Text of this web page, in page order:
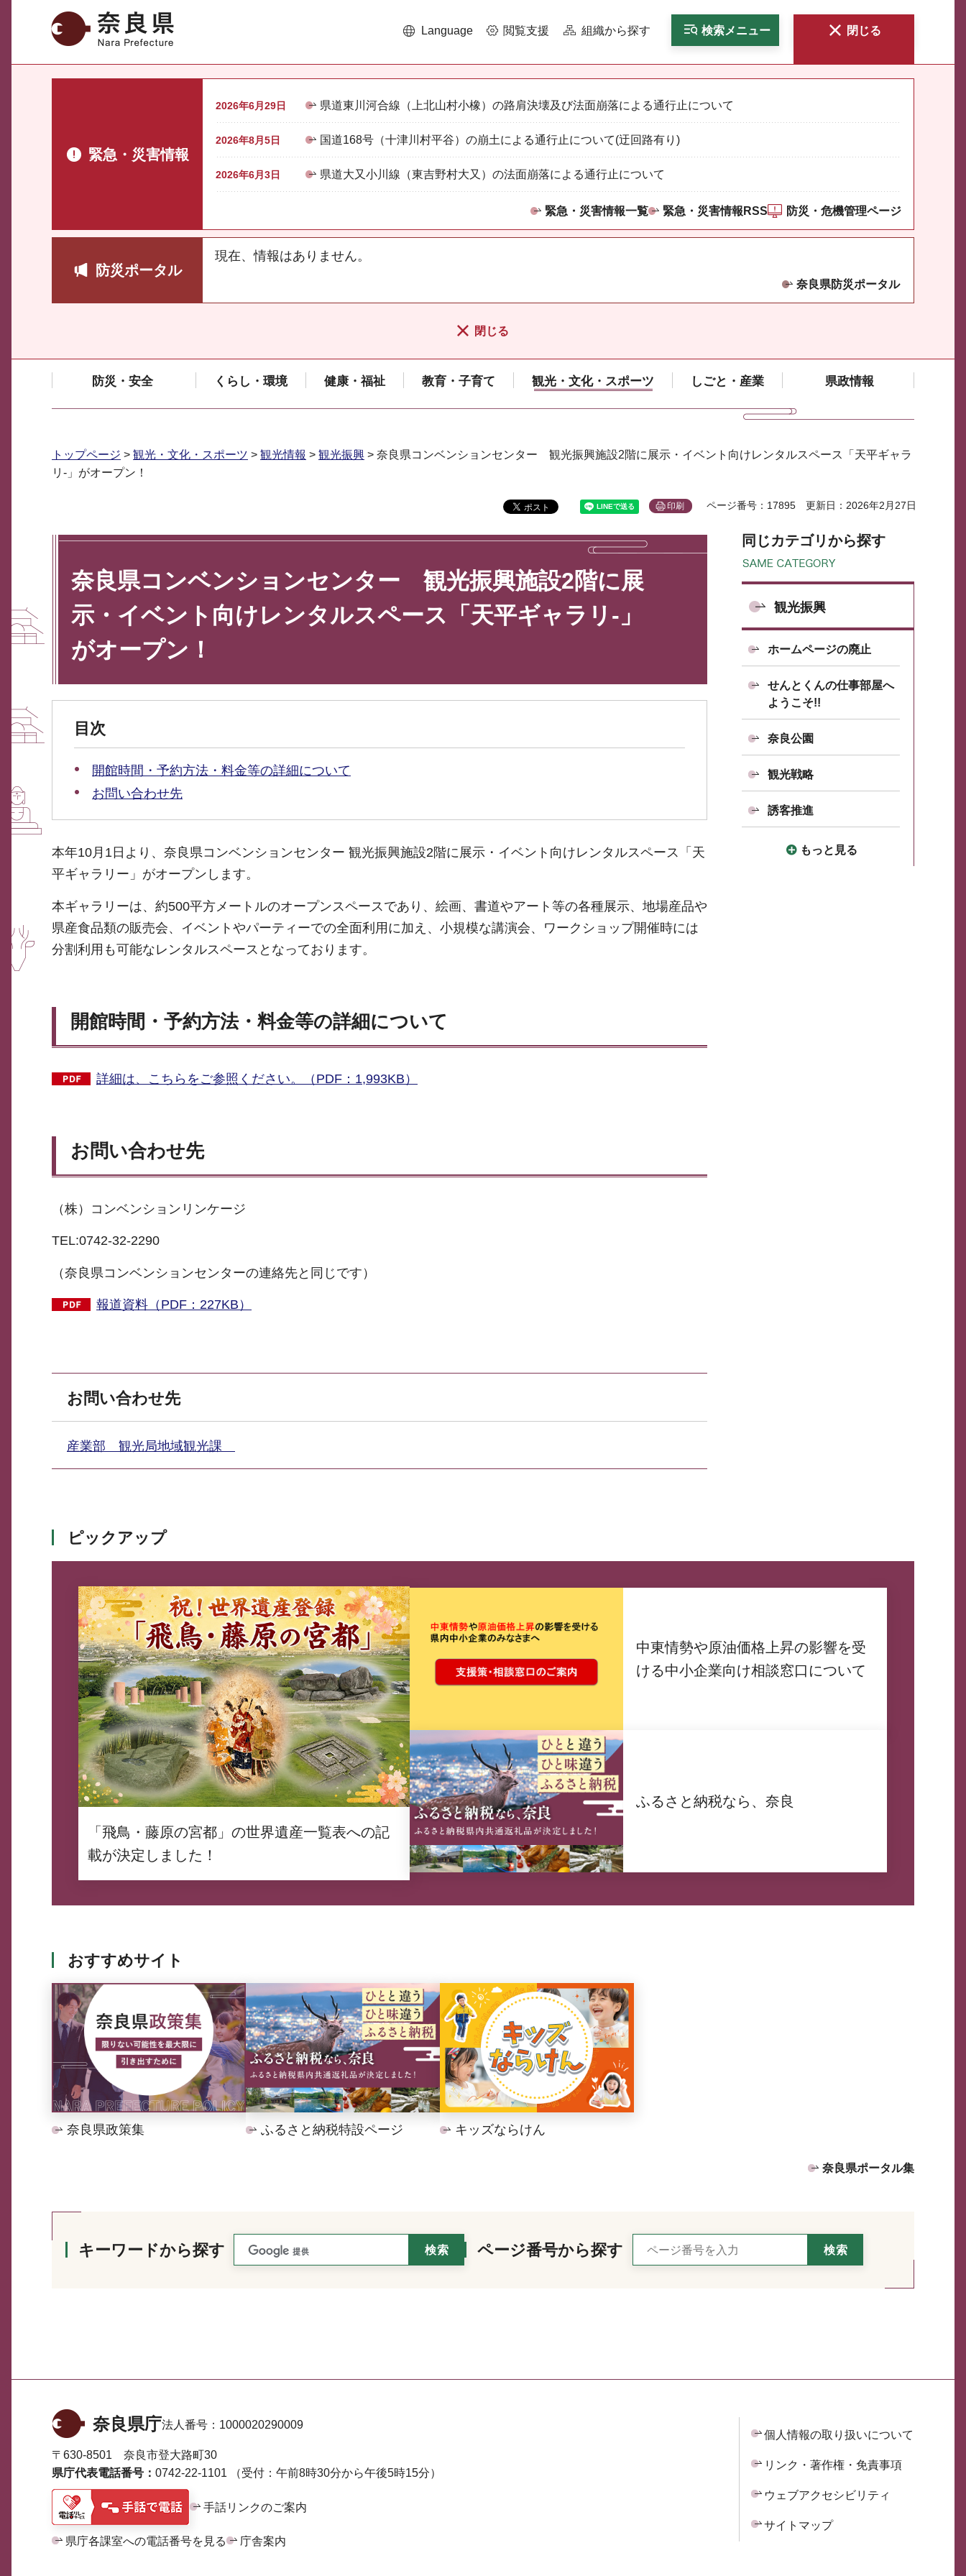
奈良県 Language 閲覧支援 組織から探す 検索メニュー 閉じる
緊急・災害情報
2026年6月29日 県道東川河合線（上北山村小橡）の路肩決壊及び法面崩落による通行止について
2026年8月5日 国道168号（十津川村平谷）の崩土による通行止について(迂回路有り)
2026年6月3日 県道大又小川線（東吉野村大又）の法面崩落による通行止について
緊急・災害情報一覧 緊急・災害情報RSS 防災・危機管理ページ
防災ポータル
現在、情報はありません。
奈良県防災ポータル
閉じる
防災・安全 くらし・環境 健康・福祉 教育・子育て 観光・文化・スポーツ しごと・産業 県政情報
トップページ > 観光・文化・スポーツ > 観光情報 > 観光振興 > 奈良県コンベンションセンター 観光振興施設2階に展示・イベント向けレンタルスペース「天平ギャラ
リ-」がオープン！
印刷 ページ番号：17895 更新日：2026年2月27日
奈良県コンベンションセンター 観光振興施設2階に展
示・イベント向けレンタルスペース「天平ギャラリ-」
がオープン！
目次
開館時間・予約方法・料金等の詳細について
お問い合わせ先
本年10月1日より、奈良県コンベンションセンター 観光振興施設2階に展示・イベント向けレンタルスペース「天
平ギャラリー」がオープンします。
本ギャラリーは、約500平方メートルのオープンスペースであり、絵画、書道やアート等の各種展示、地場産品や
県産食品類の販売会、イベントやパーティーでの全面利用に加え、小規模な講演会、ワークショップ開催時には
分割利用も可能なレンタルスペースとなっております。
開館時間・予約方法・料金等の詳細について
詳細は、こちらをご参照ください。（PDF：1,993KB）
お問い合わせ先
（株）コンベンションリンケージ
TEL:0742-32-2290
（奈良県コンベンションセンターの連絡先と同じです）
報道資料（PDF：227KB）
お問い合わせ先
産業部 観光局地域観光課
同じカテゴリから探す
観光振興
ホームページの廃止
せんとくんの仕事部屋へ
ようこそ!!
奈良公園
観光戦略
誘客推進
もっと見る
ピックアップ
「飛鳥・藤原の宮都」の世界遺産一覧表への記
載が決定しました！
中東情勢や原油価格上昇の影響を受
ける中小企業向け相談窓口について
ふるさと納税なら、奈良
おすすめサイト
奈良県政策集 ふるさと納税特設ページ キッズならけん
奈良県ポータル集
キーワードから探す ページ番号から探す
奈良県庁法人番号： 1000020290009
〒630-8501 奈良市登大路町30
県庁代表電話番号： 0742-22-1101 （受付：午前8時30分から午後5時15分）
手話リンクのご案内
県庁各課室への電話番号を見る 庁舎案内
個人情報の取り扱いについて
リンク・著作権・免責事項
ウェブアクセシビリティ
サイトマップ